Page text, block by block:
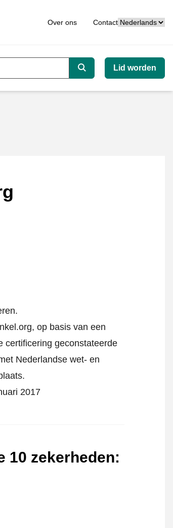
Over ons ContactTaal
Zoeken
Lid worden
op basis van een
certificering geconstateerde
Nederlandse wet- en
2017
10 zekerheden: